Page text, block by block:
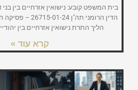
בית המשפט קובע: נישואין אזרחיים בין בני
הדין הרומני תה"ן
הליך התרת נישואין אזרחיים בין
קרא עוד »